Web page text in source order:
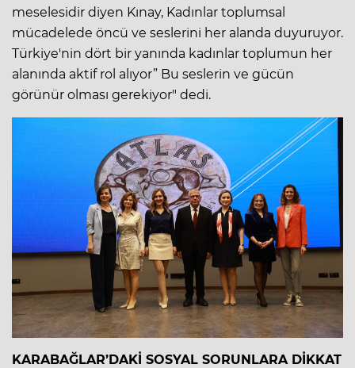
meselesidir diyen Kınay, Kadınlar toplumsal
mücadelede öncü ve seslerini her alanda duyuruyor.
Türkiye'nin dört bir yanında kadınlar toplumun her
alanında aktif rol alıyor” Bu seslerin ve gücün
görünür olması gerekiyor" dedi.
KARABAĞLAR’DAKİ SOSYAL SORUNLARA DİKKAT